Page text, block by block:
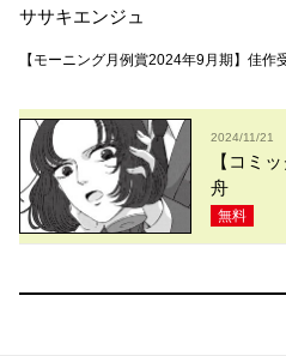
ササキエンジュ
【モーニング月例賞2024年9月期】佳作
2024/11/21
【コミ
舟
無料